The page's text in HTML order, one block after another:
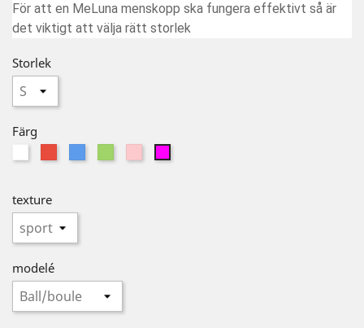
För att en MeLuna menskopp ska fungera effektivt så är
det viktigt att välja rätt storlek
Storlek
Färg
texture
modelé